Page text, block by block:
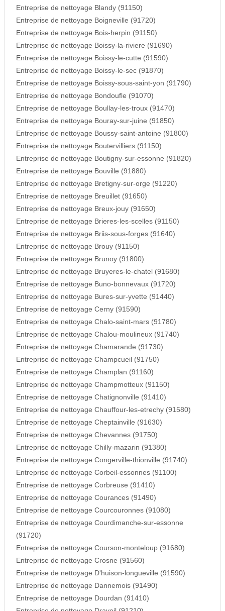
Entreprise de nettoyage Blandy (91150)
Entreprise de nettoyage Boigneville (91720)
Entreprise de nettoyage Bois-herpin (91150)
Entreprise de nettoyage Boissy-la-riviere (91690)
Entreprise de nettoyage Boissy-le-cutte (91590)
Entreprise de nettoyage Boissy-le-sec (91870)
Entreprise de nettoyage Boissy-sous-saint-yon (91790)
Entreprise de nettoyage Bondoufle (91070)
Entreprise de nettoyage Boullay-les-troux (91470)
Entreprise de nettoyage Bouray-sur-juine (91850)
Entreprise de nettoyage Boussy-saint-antoine (91800)
Entreprise de nettoyage Boutervilliers (91150)
Entreprise de nettoyage Boutigny-sur-essonne (91820)
Entreprise de nettoyage Bouville (91880)
Entreprise de nettoyage Bretigny-sur-orge (91220)
Entreprise de nettoyage Breuillet (91650)
Entreprise de nettoyage Breux-jouy (91650)
Entreprise de nettoyage Brieres-les-scelles (91150)
Entreprise de nettoyage Briis-sous-forges (91640)
Entreprise de nettoyage Brouy (91150)
Entreprise de nettoyage Brunoy (91800)
Entreprise de nettoyage Bruyeres-le-chatel (91680)
Entreprise de nettoyage Buno-bonnevaux (91720)
Entreprise de nettoyage Bures-sur-yvette (91440)
Entreprise de nettoyage Cerny (91590)
Entreprise de nettoyage Chalo-saint-mars (91780)
Entreprise de nettoyage Chalou-moulineux (91740)
Entreprise de nettoyage Chamarande (91730)
Entreprise de nettoyage Champcueil (91750)
Entreprise de nettoyage Champlan (91160)
Entreprise de nettoyage Champmotteux (91150)
Entreprise de nettoyage Chatignonville (91410)
Entreprise de nettoyage Chauffour-les-etrechy (91580)
Entreprise de nettoyage Cheptainville (91630)
Entreprise de nettoyage Chevannes (91750)
Entreprise de nettoyage Chilly-mazarin (91380)
Entreprise de nettoyage Congerville-thionville (91740)
Entreprise de nettoyage Corbeil-essonnes (91100)
Entreprise de nettoyage Corbreuse (91410)
Entreprise de nettoyage Courances (91490)
Entreprise de nettoyage Courcouronnes (91080)
Entreprise de nettoyage Courdimanche-sur-essonne
(91720)
Entreprise de nettoyage Courson-monteloup (91680)
Entreprise de nettoyage Crosne (91560)
Entreprise de nettoyage D'huison-longueville (91590)
Entreprise de nettoyage Dannemois (91490)
Entreprise de nettoyage Dourdan (91410)